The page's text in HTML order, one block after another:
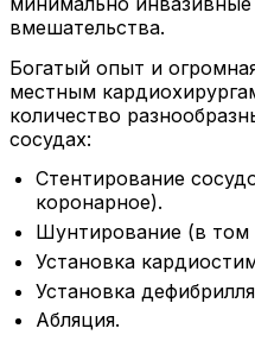
вмешательства.
Богатый опыт и
местным
количество
сосудах:
Стентирование
коронарное).
Шунтирование (в том
Установка
Установка
Абляция.